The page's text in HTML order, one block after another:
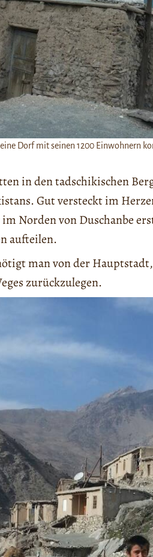
Dorf mit seinen 1200 Einwohnern
in den tadschikischen
Gut versteckt im
im Norden von Duschanbe
aufteilen.
man von der
zurückzulegen.